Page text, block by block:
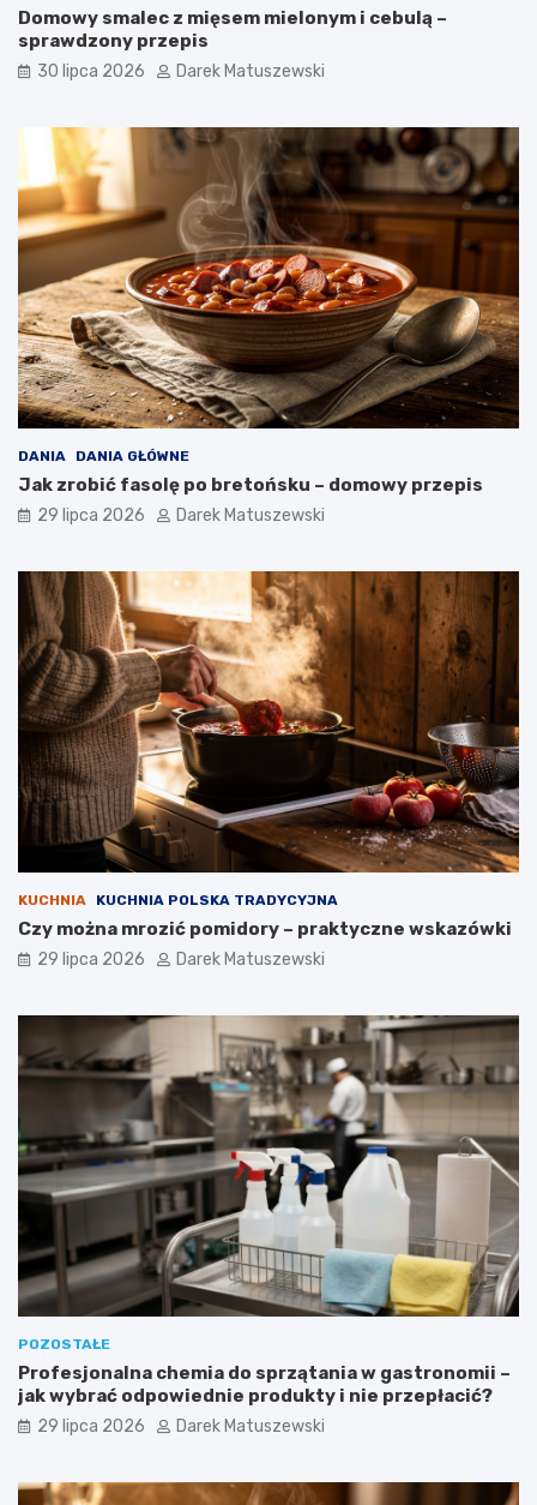
Domowy smalec z mięsem mielonym i cebulą –
sprawdzony przepis
30 lipca 2026 Darek Matuszewski
DANIA DANIA GŁÓWNE
Jak zrobić fasolę po bretońsku – domowy przepis
29 lipca 2026 Darek Matuszewski
KUCHNIA KUCHNIA POLSKA TRADYCYJNA
Czy można mrozić pomidory – praktyczne wskazówki
29 lipca 2026 Darek Matuszewski
POZOSTAŁE
Profesjonalna chemia do sprzątania w gastronomii –
jak wybrać odpowiednie produkty i nie przepłacić?
29 lipca 2026 Darek Matuszewski